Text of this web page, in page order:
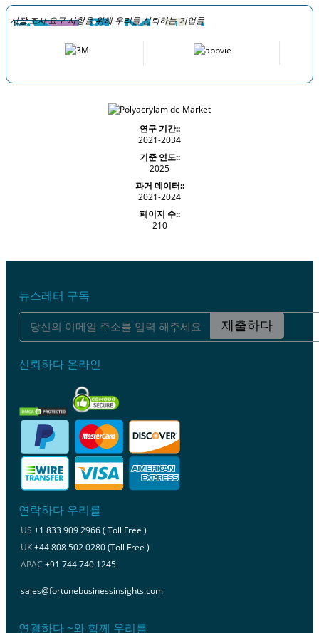
시장 조사 요구 사항을 위해 우리를 신뢰하는 기업들
연구 기간::
2021-2034
기준 연도::
2025
과거 데이터::
2021-2024
페이지 수::
210
뉴스레터 구독
제출하다
신뢰하다 온라인
연락하다 우리를
US +1 833 909 2966 ( Toll Free )
UK+44 808 502 0280 (Toll Free )
APAC +91 744 740 1245
sales@fortunebusinessinsights.com
연결하다 ~와 함께 우리를